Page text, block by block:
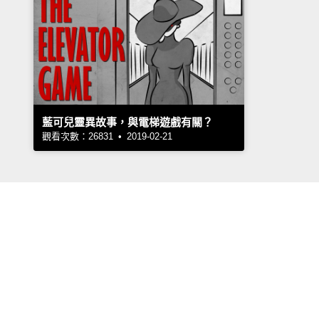
藍可兒靈異故事，與電梯遊戲有關？
觀看次數：26831 • 2019-02-21